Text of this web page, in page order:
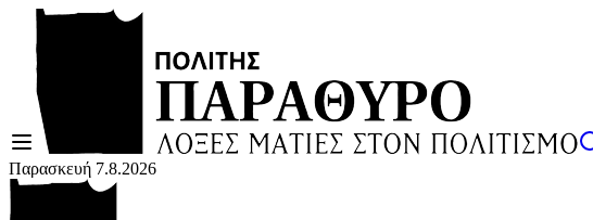
Παρασκευή 7.8.2026